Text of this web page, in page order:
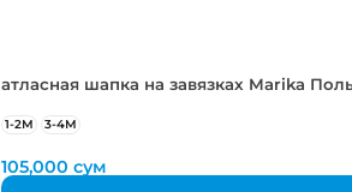
атласная шапка на завязках Marika
1-2М 3-4М
105,000сум